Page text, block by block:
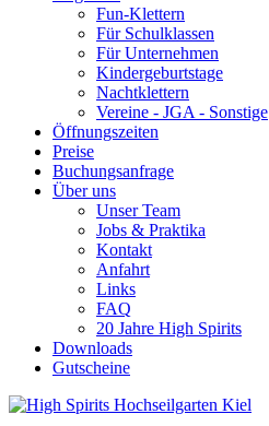
Fun-Klettern
Für Schulklassen
Für Unternehmen
Kindergeburtstage
Nachtklettern
Vereine - JGA - Sonstige
Öffnungszeiten
Preise
Buchungsanfrage
Über uns
Unser Team
Jobs & Praktika
Kontakt
Anfahrt
Links
FAQ
20 Jahre High Spirits
Downloads
Gutscheine